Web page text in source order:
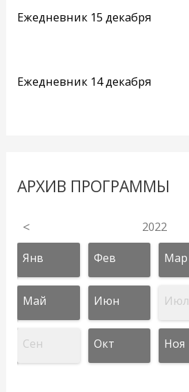
Ежедневник 15 декабря
Ежедневник 14 декабря
АРХИВ ПРОГРАММЫ
< 2022
Янв Фев Мар
Май Июн Июл
Сен Окт Ноя